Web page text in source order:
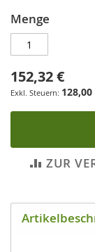
Menge
152,32 €
128,00
ZUR